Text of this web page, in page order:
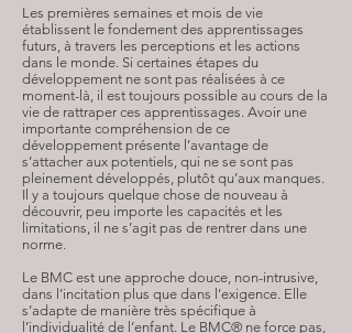
Les premières semaines et mois de vie
établissent le fondement des apprentissages
futurs, à travers les perceptions et les actions
dans le monde. Si certaines étapes du
développement ne sont pas réalisées à ce
moment-là, il est toujours possible au cours de la
vie de rattraper ces apprentissages. Avoir une
importante compréhension de ce
développement présente l’avantage de
s’attacher aux potentiels, qui ne se sont pas
pleinement développés, plutôt qu’aux manques.
Il y a toujours quelque chose de nouveau à
découvrir, peu importe les capacités et les
limitations, il ne s’agit pas de rentrer dans une
norme.
Le BMC est une approche douce, non-intrusive,
dans l’incitation plus que dans l’exigence. Elle
s’adapte de manière très spécifique à
l’individualité de l’enfant. Le BMC® ne force pas,